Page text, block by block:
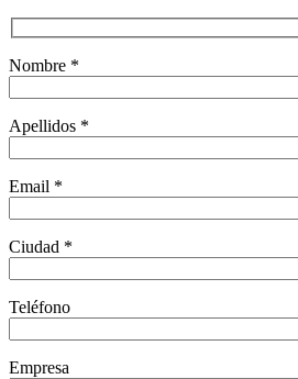
Nombre *
Apellidos *
Email *
Ciudad *
Teléfono
Empresa